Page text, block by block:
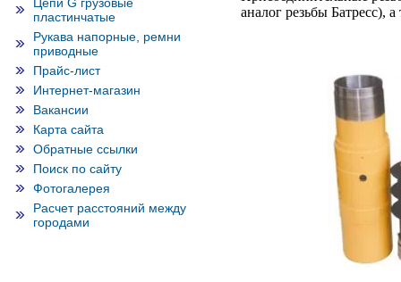
пластинчатые
Рукава напорные, ремни
приводные
Прайс-лист
Интернет-магазин
Вакансии
Карта сайта
Обратные ссылки
Поиск по сайту
Фотогалерея
Расчет расстояний между
городами
аналог резьбы Батресс),